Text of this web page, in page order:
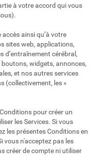
à votre accord qui vous
ainsi qu’à votre
sites web, applications,
d’entraînement cérébral,
widgets, annonces,
et nos autres services
(collectivement, les «
pour créer un
les Services. Si vous
les présentes Conditions en
vous n'acceptez pas les
créer de compte ni utiliser